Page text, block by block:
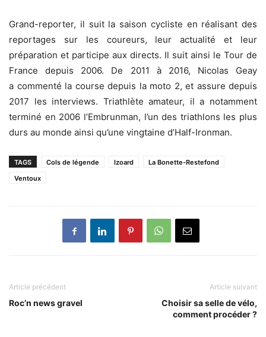
Grand-reporter, il suit la saison cycliste en réalisant des
reportages sur les coureurs, leur actualité et leur
préparation et participe aux directs. Il suit ainsi le Tour de
France depuis 2006. De 2011 à 2016, Nicolas Geay
a commenté la course depuis la moto 2, et assure depuis
2017 les interviews. Triathlète amateur, il a notamment
terminé en 2006 l’Embrunman, l’un des triathlons les plus
durs au monde ainsi qu’une vingtaine d’Half-Ironman.
TAGS Cols de légende Izoard
La Bonette-Restefond
Ventoux
Article précédent
Roc’n news gravel
Article suivant
Choisir sa selle de vélo,
comment procéder ?